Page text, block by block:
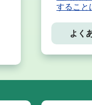
すること
よく